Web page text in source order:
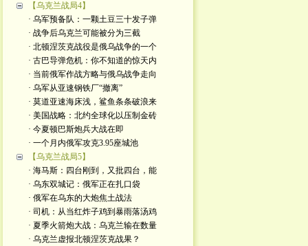
【乌克兰战局4】
· 乌军预备队：一颗土豆三十发子弹
· 战争后乌克兰可能被分为三截
· 北顿涅茨克战役是俄乌战争的一个
· 古巴导弹危机：你不知道的惊天内
· 当前俄军作战方略与俄乌战争走向
· 乌军从亚速钢铁厂“撤离”
· 莫道亚速海床浅，鲨鱼条条破浪来
· 美国战略：北约全球化以压制金砖
· 今夏顿巴斯炮兵大战在即
· 一个月内俄军攻克3.95座城池
【乌克兰战局5】
· 海马斯：四台刚到，又批四台，能
· 乌东双城记：俄军正在扎口袋
· 俄军在乌东的大炮焦土战法
· 司机：从当红炸子鸡到暴雨落汤鸡
· 夏季火箭炮大战：乌克兰输在数量
· 乌克兰虚报北顿涅茨克战果？